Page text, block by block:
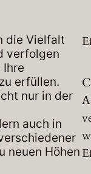
die Vielfalt
verfolgen
erfüllen.
nur in der
auch in
neuen Höhen